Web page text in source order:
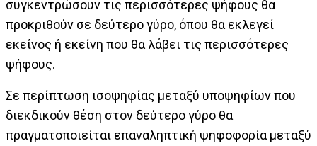
συγκεντρώσουν τις περισσότερες ψήφους θα
προκριθούν σε δεύτερο γύρο, όπου θα εκλεγεί
εκείνος ή εκείνη που θα λάβει τις περισσότερες
ψήφους.
Σε περίπτωση ισοψηφίας μεταξύ υποψηφίων που
διεκδικούν θέση στον δεύτερο γύρο θα
πραγματοποιείται επαναληπτική ψηφοφορία μεταξύ